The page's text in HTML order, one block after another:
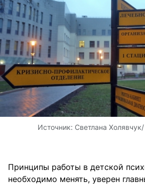
Источник: Светлана
Принципы работы в детской
необходимо менять, уверен